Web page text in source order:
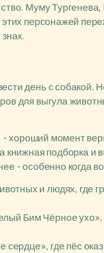
Муму
персонажей
день с собакой.
для выгула
- хороший момент
книжная подборка и
- особенно когда
и людях, где
Бим Чёрное
сердце», где пёс